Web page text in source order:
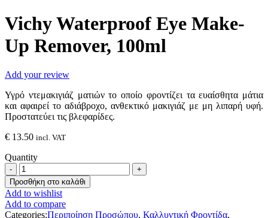
Vichy Waterproof Eye Make-
Up Remover, 100ml
Add your review
Υγρό ντεμακιγιάζ ματιών το οποίο φροντίζει τα ευαίσθητα μάτια
και αφαιρεί το αδιάβροχο, ανθεκτικό μακιγιάζ με μη λιπαρή υφή.
Προστατεύει τις βλεφαρίδες.
€ 13.50 incl. VAT
Quantity
Vichy
Waterproof
Eye
Make-
Up
Προσθήκη στο καλάθι
Add to wishlist
Add to compare
Categories:Περιποίηση Προσώπου, Καλλυντική Φροντίδα,